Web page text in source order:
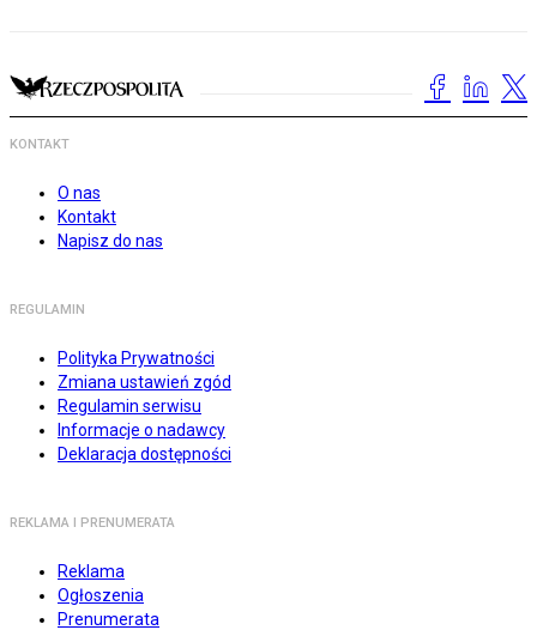
KONTAKT
O nas
Kontakt
Napisz do nas
REGULAMIN
Polityka Prywatności
Zmiana ustawień zgód
Regulamin serwisu
Informacje o nadawcy
Deklaracja dostępności
REKLAMA I PRENUMERATA
Reklama
Ogłoszenia
Prenumerata